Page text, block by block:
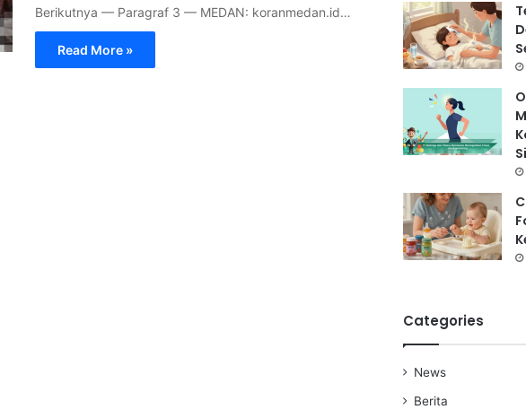
Berikutnya — Paragraf 3 — MEDAN: koranmedan.id…
Read More »
Categories
News
Berita